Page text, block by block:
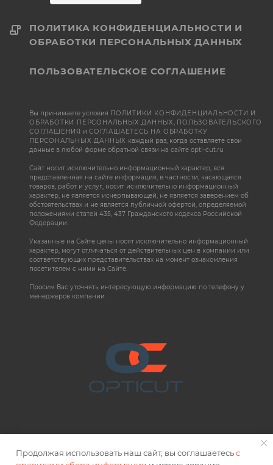
ПОЛИТИКА КОНФИДЕНЦИАЛЬНОСТИ И
ОБРАБОТКИ ПЕРСОНАЛЬНЫХ ДАННЫХ
ПОЛЬЗОВАТЕЛЬСКОЕ СОГЛАШЕНИЕ
Вы принимаете условия ПОЛИТИКИ КОНФИДЕНЦИАЛЬНОСТИ И
ОБРАБОТКИ ПЕРСОНАЛЬНЫХ ДАННЫХ, ПОЛЬЗОВАТЕЛЬСКОГО
СОГЛАШЕНИЯ иСОГЛАШАЕТЕСЬ НА ОБРАБОТКУ
ПЕРСОНАЛЬНЫХ ДАННЫХ каждый раз, когда оставляете свои
данные в любой форме обратной связи на сайте opti-cut.ru
Сайт носит исключительно информационный характер, вся
представленная на сайте информация, в частности, касающаяся
товаров, работ и услуг, носит исключительно информационный
характер, не является исчерпывающей, не является заверением об
обстоятельствах и не является публичной офертой, определяемой
положениями статей 435, 437 Гражданского кодекса Российской
Федерации.
Указанные на Сайте цены носят исключительно информационный
характер, могут отличаться от действительных цен в компании или
соответствующих представительствах на момент ознакомления
посетителем с ними на Сайте.
Просим Вас уточнять интересующую информацию по телефону у
менеджеров компании.
Продолжая использовать наш сайт, вы соглашаетесьс